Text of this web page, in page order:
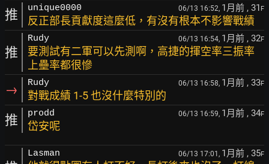
推 unique0000 06/13 16:52, 1月前 , 31 F
反正部長貢獻度這麼低，有沒有根本不影響戰績
推
Rudy 06/13 16:54, 1月前 , 32F
要測試有二軍可以先測啊，高捷的揮空率三振率
上壘率都很慘
→ Rudy 06/13 16:58, 1月前 , 33F
對戰成績 1-5 也沒什麼特別的
推 prodd 06/13 16:59, 1月前 , 34F
岱安呢
Lasman 06/13 17:01, 1月前 , 35F